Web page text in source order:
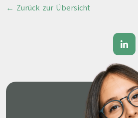
← Zurück zur Übersicht